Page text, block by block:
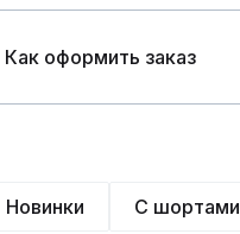
Как оформить заказ
Новинки С шортами